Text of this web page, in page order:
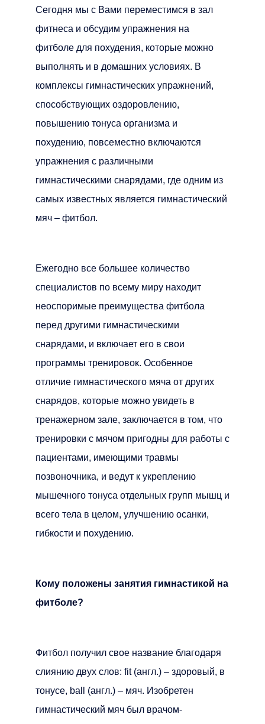
Сегодня мы с Вами переместимся в зал
фитнеса и обсудим упражнения на
фитболе для похудения, которые можно
выполнять и в домашних условиях. В
комплексы гимнастических упражнений,
способствующих оздоровлению,
повышению тонуса организма и
похудению, повсеместно включаются
упражнения с различными
гимнастическими снарядами, где одним из
самых известных является гимнастический
мяч – фитбол.
Ежегодно все большее количество
специалистов по всему миру находит
неоспоримые преимущества фитбола
перед другими гимнастическими
снарядами, и включает его в свои
программы тренировок. Особенное
отличие гимнастического мяча от других
снарядов, которые можно увидеть в
тренажерном зале, заключается в том, что
тренировки с мячом пригодны для работы с
пациентами, имеющими травмы
позвоночника, и ведут к укреплению
мышечного тонуса отдельных групп мышц и
всего тела в целом, улучшению осанки,
гибкости и похудению.
Кому положены занятия гимнастикой на
фитболе?
Фитбол получил свое название благодаря
слиянию двух слов: fit (англ.) – здоровый, в
тонусе, ball (англ.) – мяч. Изобретен
гимнастический мяч был врачом-